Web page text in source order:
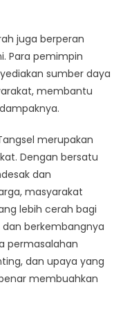
juga berperan
Para pemimpin
sumber daya
membantu
merupakan
Dengan bersatu
dan
masyarakat
lebih cerah bagi
berkembangnya
permasalahan
dan upaya yang
membuahkan